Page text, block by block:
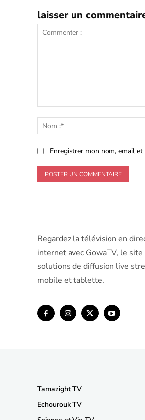
laisser un
Enregistrer mon nom, email
Regardez la télévision en
internet avec GowaTV, le
solutions de diffusion live
mobile et tablette.
Tamazight TV
Echourouk TV